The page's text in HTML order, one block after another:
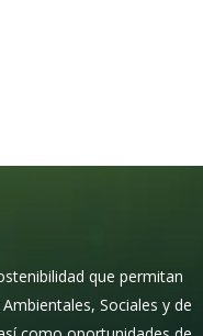
que permitan
Sociales y de